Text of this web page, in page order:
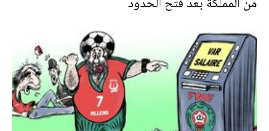
من المملكة بعد فتح الحدود